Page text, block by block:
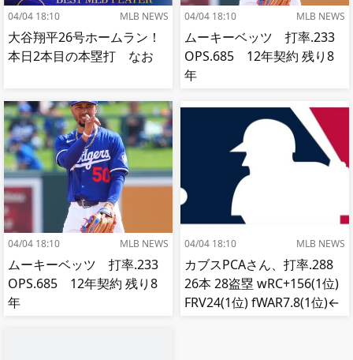
04/04 18:10 MLB NEWS
大谷翔平26号ホームラン！
本日2本目の本塁打 なお
04/04 18:10 MLB NEWS
ムーキーベッツ 打率.233
OPS.685 12年契約 残り8
年
04/04 18:10 MLB NEWS
ムーキーベッツ 打率.233
OPS.685 12年契約 残り8
年
04/04 18:10 MLB NEWS
カブスPCAさん、打率.288
26本 28盗塁 wRC+156(1位)
FRV24(1位) fWAR7.8(1位)←